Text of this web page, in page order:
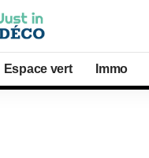
Espace vert Immo